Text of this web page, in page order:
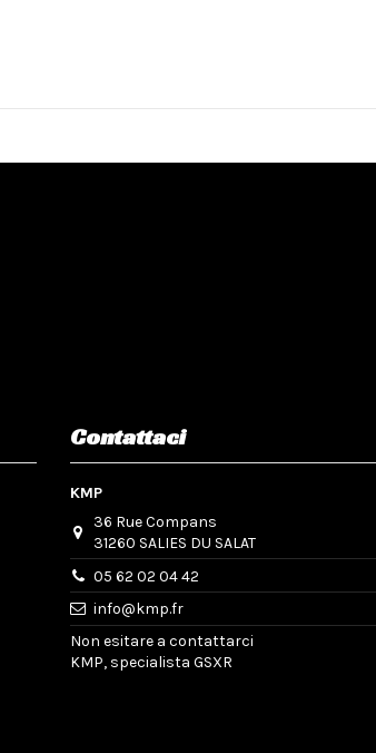
Contattaci
KMP
36 Rue Compans
31260 SALIES DU SALAT
05 62 02 04 42
info@kmp.fr
Non esitare a contattarci
KMP, specialista GSXR